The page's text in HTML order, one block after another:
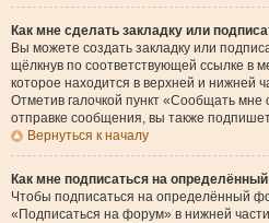
Как мне сделать закладку или
Вы можете создать закладку или
щёлкнув по соответствующей ссылке в
которое находится в верхней и нижней
Отметив галочкой пункт «Сообщать мне
отправке сообщения, вы также
Вернуться к началу
Как мне подписаться на
Чтобы подписаться на определённый
«Подписаться на форум» в нижней